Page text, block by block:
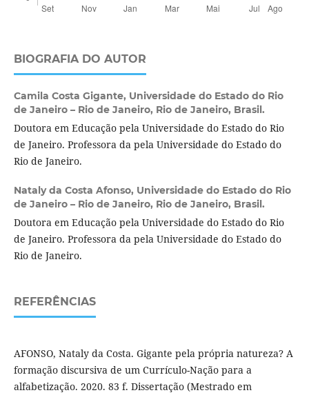
BIOGRAFIA DO AUTOR
Camila Costa Gigante, Universidade do Estado do Rio
de Janeiro – Rio de Janeiro, Rio de Janeiro, Brasil.
Doutora em Educação pela Universidade do Estado do Rio
de Janeiro. Professora da pela Universidade do Estado do
Rio de Janeiro.
Nataly da Costa Afonso, Universidade do Estado do Rio
de Janeiro – Rio de Janeiro, Rio de Janeiro, Brasil.
Doutora em Educação pela Universidade do Estado do Rio
de Janeiro. Professora da pela Universidade do Estado do
Rio de Janeiro.
REFERÊNCIAS
AFONSO, Nataly da Costa. Gigante pela própria natureza? A
formação discursiva de um Currículo-Nação para a
alfabetização. 2020. 83 f. Dissertação (Mestrado em